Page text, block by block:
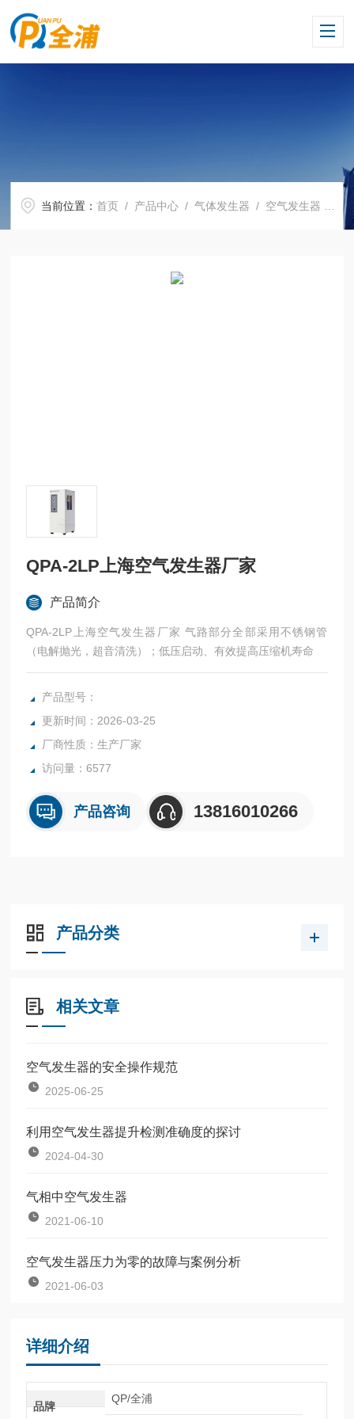
当前位置：首页 / 产品中心 /气体发生器 / 空气发生器
QPA-2LP上海空气发生器厂家
产品简介
QPA-2LP上海空气发生器厂家 气路部分全部采用不锈钢管
（电解抛光，超音清洗）；低压启动、有效提高压缩机寿命
产品型号：
更新时间：2026-03-25
厂商性质：生产厂家
访问量：6577
产品咨询 13816010266
产品分类
相关文章
空气发生器的安全操作规范
2025-06-25
利用空气发生器提升检测准确度的探讨
2024-04-30
气相中空气发生器
2021-06-10
空气发生器压力为零的故障与案例分析
2021-06-03
详细介绍
品牌
QP/全浦